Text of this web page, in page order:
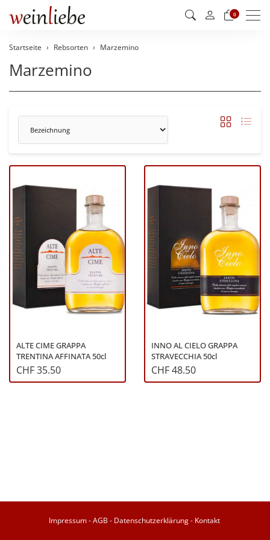
0
Startseite Rebsorten Marzemino
Marzemino
Sortierung
ALTE CIME GRAPPA
TRENTINA AFFINATA 50cl
CHF 35.50
INNO AL CIELO GRAPPA
STRAVECCHIA 50cl
CHF 48.50
Impressum-AGB - Datenschutzerklärung- Kontakt